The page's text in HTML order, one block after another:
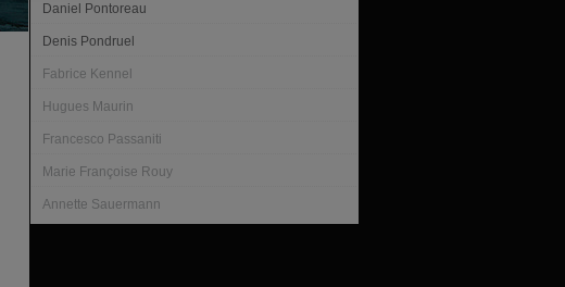
Daniel Pontoreau
Denis Pondruel
Fabrice Kennel
Hugues Maurin
Francesco Passaniti
Marie Françoise Rouy
Annette Sauermann